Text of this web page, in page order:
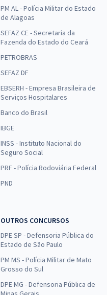
PM AL - Polícia Militar do Estado
de Alagoas
SEFAZ CE - Secretaria da
Fazenda do Estado do Ceará
PETROBRAS
SEFAZ DF
EBSERH - Empresa Brasileira de
Serviços Hospitalares
Banco do Brasil
IBGE
INSS - Instituto Nacional do
Seguro Social
PRF - Polícia Rodoviária Federal
PND
OUTROS CONCURSOS
DPE SP - Defensoria Pública do
Estado de São Paulo
PM MS - Polícia Militar de Mato
Grosso do Sul
DPE MG - Defensoria Pública de